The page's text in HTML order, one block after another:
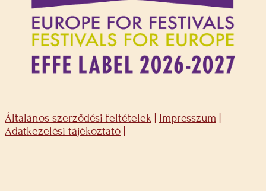
Általános szerződési feltételek Impresszum
Adatkezelési tájékoztató